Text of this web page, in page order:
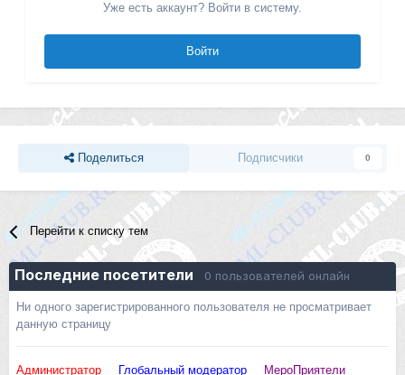
Уже есть аккаунт? Войти в систему.
Войти
Поделиться Подписчики 0
Перейти к списку тем
Последние посетители 0 пользователей онлайн
Ни одного зарегистрированного пользователя не просматривает
данную страницу
Администратор Глобальный модератор МероПриятели